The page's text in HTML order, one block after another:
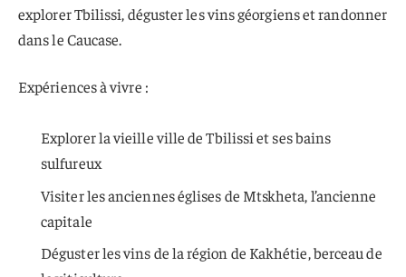
explorer Tbilissi, déguster les vins géorgiens et randonner
dans le Caucase.
Expériences à vivre :
Explorer la vieille ville de Tbilissi et ses bains
sulfureux
Visiter les anciennes églises de Mtskheta, l’ancienne
capitale
Déguster les vins de la région de Kakhétie, berceau de